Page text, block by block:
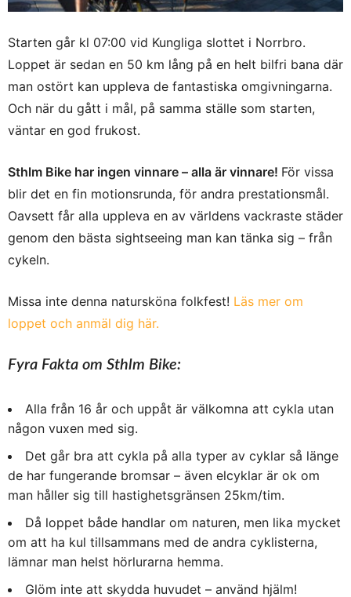
Starten går kl 07:00 vid Kungliga slottet i Norrbro.
Loppet är sedan en 50 km lång på en helt bilfri bana där
man ostört kan uppleva de fantastiska omgivningarna.
Och när du gått i mål, på samma ställe som starten,
väntar en god frukost.
Sthlm Bike har ingen vinnare – alla är vinnare! För vissa
blir det en fin motionsrunda, för andra prestationsmål.
Oavsett får alla uppleva en av världens vackraste städer
genom den bästa sightseeing man kan tänka sig – från
cykeln.
Missa inte denna natursköna folkfest! Läs mer om
loppet och anmäl dig här.
Fyra Fakta om Sthlm Bike:
Alla från 16 år och uppåt är välkomna att cykla utan
någon vuxen med sig.
Det går bra att cykla på alla typer av cyklar så länge
de har fungerande bromsar – även elcyklar är ok om
man håller sig till hastighetsgränsen 25km/tim.
Då loppet både handlar om naturen, men lika mycket
om att ha kul tillsammans med de andra cyklisterna,
lämnar man helst hörlurarna hemma.
Glöm inte att skydda huvudet – använd hjälm!